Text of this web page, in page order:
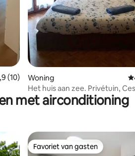
beoordeling van 4,9 uit 5, 10
(10)
Woning
Het huis aan zee. Privétuin,
met airconditioning
Favoriet van gasten
Favoriet van gasten